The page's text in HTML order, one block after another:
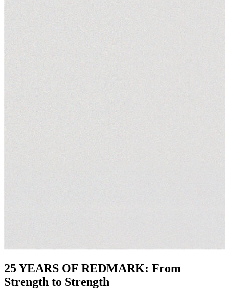
25 YEARS OF REDMARK: From
Strength to Strength